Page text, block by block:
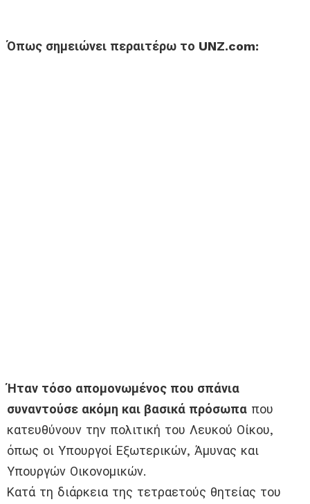
Όπως σημειώνει περαιτέρω το UNZ.com:
Ήταν τόσο απομονωμένος που σπάνια
συναντούσε ακόμη και βασικά πρόσωπα που
κατευθύνουν την πολιτική του Λευκού Οίκου,
όπως οι Υπουργοί Εξωτερικών, Άμυνας και
Υπουργών Οικονομικών.
Κατά τη διάρκεια της τετραετούς θητείας του